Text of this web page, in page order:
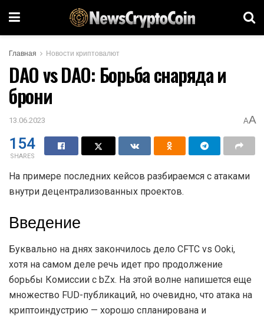
Главная Новости криптовалют
DAO vs DAO: Борьба снаряда и
брони
13.06.2023 AA
154
SHARES
На примере последних кейсов разбираемся с атаками
внутри децентрализованных проектов.
Введение
Буквально на днях закончилось дело CFTC vs Ooki,
хотя на самом деле речь идет про продолжение
борьбы Комиссии с bZx. На этой волне напишется еще
множество FUD-публикаций, но очевидно, что атака на
криптоиндустрию — хорошо спланирована и